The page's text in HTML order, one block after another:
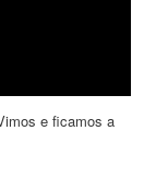
e ficamos a